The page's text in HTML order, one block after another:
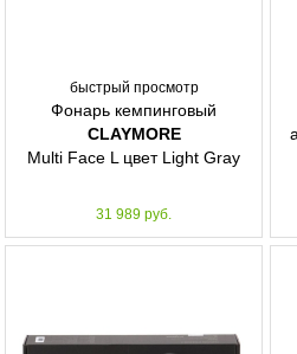
быстрый просмотр
Фонарь кемпинговый
CLAYMORE
Multi Face L цвет Light Gray
31 989 руб.